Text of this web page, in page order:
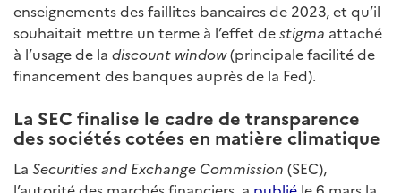
enseignements des faillites bancaires de 2023, et qu’il
souhaitait mettre un terme à l’effet destigma attaché
à l’usage de la discount window(principale facilité de
financement des banques auprès de la Fed).
La SEC finalise le cadre de transparence
des sociétés cotées en matière climatique
La Securities and Exchange Commission (SEC),